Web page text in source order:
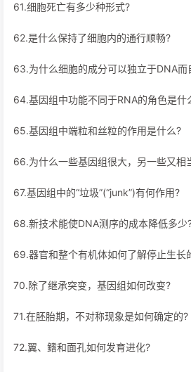
61.细胞死亡有多少种形式?
62.是什么保持了细胞内的通行顺畅?
63.为什么细胞的成分可以独立于DNA而
64.基因组中功能不同于RNA的角色是什
65.基因组中端粒和丝粒的作用是什么?
66.为什么一些基因组很大，另一些又相
67.基因组中的“垃圾”(“junk”)有何作用?
68.新技术能使DNA测序的成本降低多少
69.器官和整个有机体如何了解停止生长
70.除了继承突变，基因组如何改变?
71.在胚胎期，不对称现象是如何确定的?
72.翼、鳍和面孔如何发育进化?